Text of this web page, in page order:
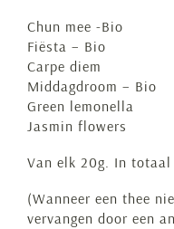
Chun mee -Bio
Fiësta – Bio
Carpe diem
Middagdroom – Bio
Green lemonella
Jasmin flowers
Van elk 20g. In totaal
(Wanneer een thee
vervangen door een